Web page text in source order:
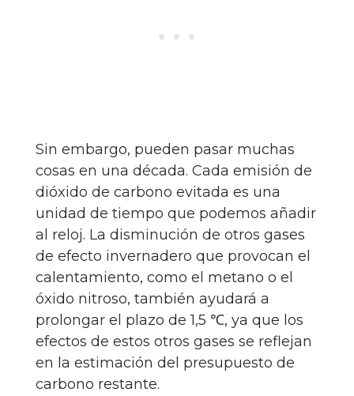
Sin embargo, pueden pasar muchas
cosas en una década. Cada emisión de
dióxido de carbono evitada es una
unidad de tiempo que podemos añadir
al reloj. La disminución de otros gases
de efecto invernadero que provocan el
calentamiento, como el metano o el
óxido nitroso, también ayudará a
prolongar el plazo de 1,5 ℃, ya que los
efectos de estos otros gases se reflejan
en la estimación del presupuesto de
carbono restante.